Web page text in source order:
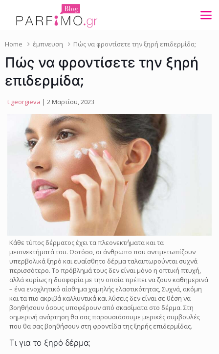
Home έμπνευση Πώς να φροντίσετε την ξηρή επιδερμίδα;
Πώς να φροντίσετε την ξηρή
επιδερμίδα;
t.georgieva | 2 Μαρτίου, 2023
Κάθε τύπος δέρματος έχει τα πλεονεκτήματα και τα
μειονεκτήματά του. Ωστόσο, οι άνθρωπο που αντιμετωπίζουν
υπερβολικά ξηρό και ευαίσθητο δέρμα ταλαιπωρούνται συχνά
περισσότερο. Το πρόβλημά τους δεν είναι μόνο η οπτική πτυχή,
αλλά κυρίως η δυσφορία με την οποία πρέπει να ζουν καθημερινά
– ένα ενοχλητικό αίσθημα χαμηλής ελαστικότητας, Συχνά, ακόμη
και τα πιο ακριβά καλλυντικά και λύσεις δεν είναι σε θέση να
βοηθήσουν όσους υποφέρουν από σκασίματα στο δέρμα. Στη
σημερινή ανάρτηση θα σας παρουσιάσουμε μερικές συμβουλές
που θα σας βοηθήσουν στη φροντίδα της ξηρής επιδερμίδας.
Τι για το ξηρό δέρμα;